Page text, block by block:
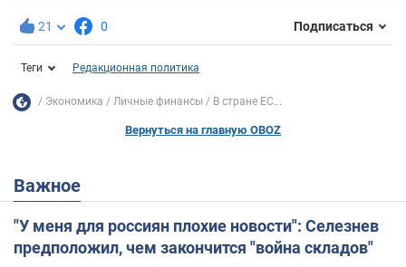
21 0 Подписаться
Теги Редакционная политика
Экономика Личные финансы В стране ЕС...
Вернуться на главную OBOZ
Важное
"У меня для россиян плохие новости": Селезнев
предположил, чем закончится "война складов"